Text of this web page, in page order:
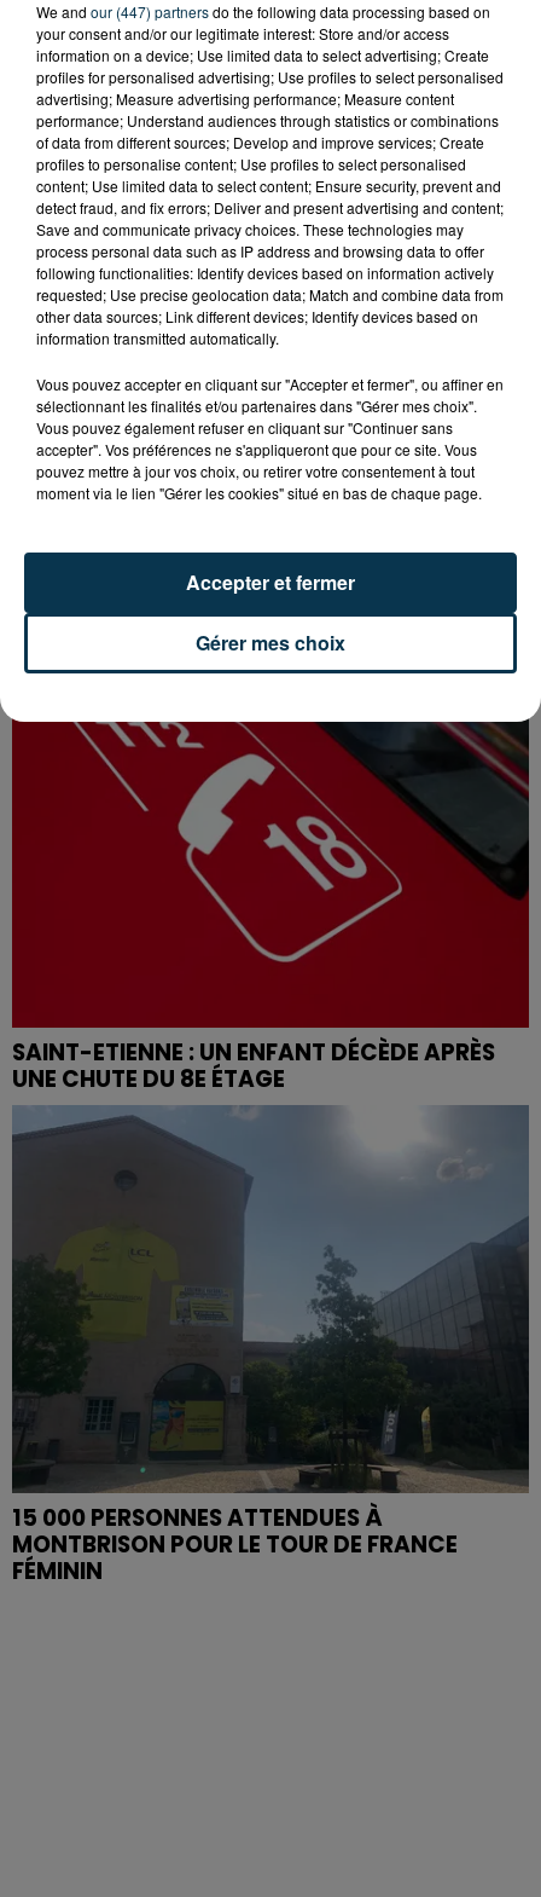
QUI EST CET ANCIEN VERT QUI DÉBARQUE
AVEC LE MAILLOT DE L'ASSE DANS...
FOREZTIVAL : DROGUÉ ET TENANT DES
PROPOS DÉPLACÉS, UN FESTIVALIER A...
SAINT-ETIENNE : UN ENFANT DÉCÈDE APRÈS
UNE CHUTE DU 8E ÉTAGE
15 000 PERSONNES ATTENDUES À
MONTBRISON POUR LE TOUR DE FRANCE
FÉMININ
We and our (447) partnersdo the following data processing based on
your consent and/or our legitimate interest: Store and/or access
information on a device; Use limited data to select advertising; Create
profiles for personalised advertising; Use profiles to select personalised
advertising; Measure advertising performance; Measure content
performance; Understand audiences through statistics or combinations
of data from different sources; Develop and improve services; Create
profiles to personalise content; Use profiles to select personalised
content; Use limited data to select content; Ensure security, prevent and
detect fraud, and fix errors; Deliver and present advertising and content;
Save and communicate privacy choices. These technologies may
process personal data such as IP address and browsing data to offer
following functionalities: Identify devices based on information actively
requested; Use precise geolocation data; Match and combine data from
other data sources; Link different devices; Identify devices based on
information transmitted automatically.
Vous pouvez accepter en cliquant sur "Accepter et fermer", ou affiner en
sélectionnant les finalités et/ou partenaires dans "Gérer mes choix".
Vous pouvez également refuser en cliquant sur "Continuer sans
accepter". Vos préférences ne s'appliqueront que pour ce site. Vous
pouvez mettre à jour vos choix, ou retirer votre consentement à tout
moment via le lien "Gérer les cookies" situé en bas de chaque page.
Gérer mes choix
Accepter et fermer